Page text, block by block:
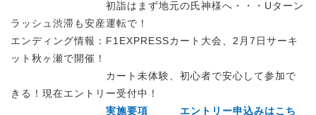
初詣はまず地元の氏神様へ・・・Uターン
ラッシュ渋滞も安産運転で！
エンディング情報：F1EXPRESSカート大会、2月7日サーキ
ット秋ヶ瀬で開催！
カート未体験、初心者で安心して参加で
きる！現在エントリー受付中！
実施要項
エントリー申込みはこち